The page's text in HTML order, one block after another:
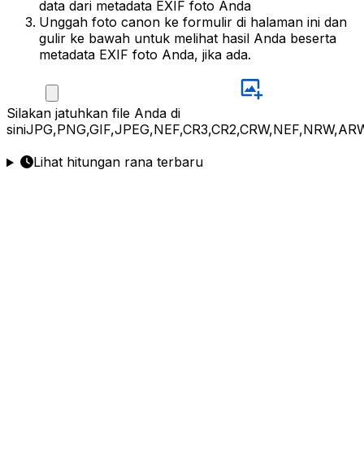
data dari metadata EXIF foto Anda
Unggah foto canon ke formulir di halaman ini dan
gulir ke bawah untuk melihat hasil Anda beserta
metadata EXIF foto Anda, jika ada.
Silakan jatuhkan file Anda di
sini
Lihat hitungan rana terbaru